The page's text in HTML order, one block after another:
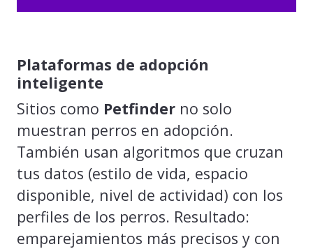
Plataformas de adopción
inteligente
Sitios como Petfinder no solo
muestran perros en adopción.
También usan algoritmos que cruzan
tus datos (estilo de vida, espacio
disponible, nivel de actividad) con los
perfiles de los perros. Resultado:
emparejamientos más precisos y con